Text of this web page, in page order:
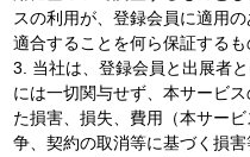
スの利用が、登録会員に適用
適合することを何ら保証するも
3. 当社は、登録会員と出展者
には一切関与せず、本サービ
た損害、損失、費用（本サー
争、契約の取消等に基づく損